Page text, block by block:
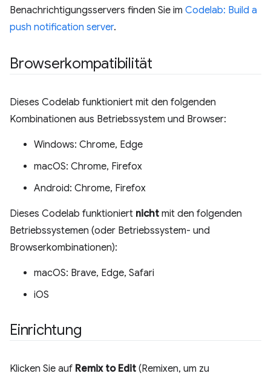
Benachrichtigungsservers finden Sie im Codelab: Build a
push notification server.
Browserkompatibilität
Dieses Codelab funktioniert mit den folgenden
Kombinationen aus Betriebssystem und Browser:
Windows: Chrome, Edge
macOS: Chrome, Firefox
Android: Chrome, Firefox
Dieses Codelab funktioniert nicht mit den folgenden
Betriebssystemen (oder Betriebssystem- und
Browserkombinationen):
macOS: Brave, Edge, Safari
iOS
Einrichtung
Klicken Sie auf Remix to Edit (Remixen, um zu